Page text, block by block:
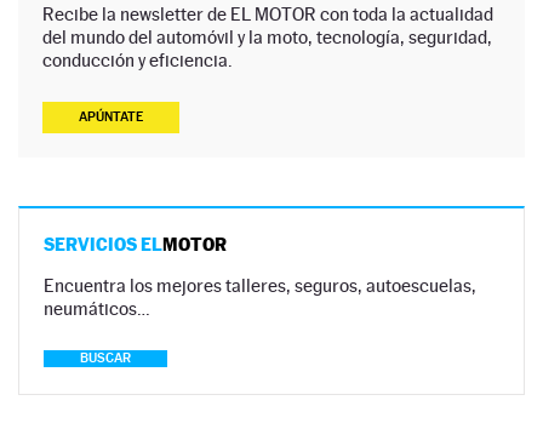
Recibe la newsletter de EL MOTOR con toda la actualidad
del mundo del automóvil y la moto, tecnología, seguridad,
conducción y eficiencia.
APÚNTATE
SERVICIOS ELMOTOR
Encuentra los mejores talleres, seguros, autoescuelas,
neumáticos…
BUSCAR